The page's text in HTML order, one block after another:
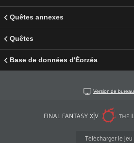
Quêtes annexes
Quêtes
Base de données d'Éorzéa
Version de bureau
Télécharger le jeu